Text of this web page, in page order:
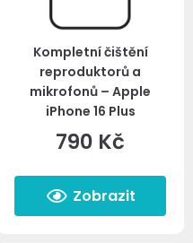
Kompletní čištění
reproduktorů a
mikrofonů – Apple
iPhone 16 Plus
790 Kč
Zobrazit